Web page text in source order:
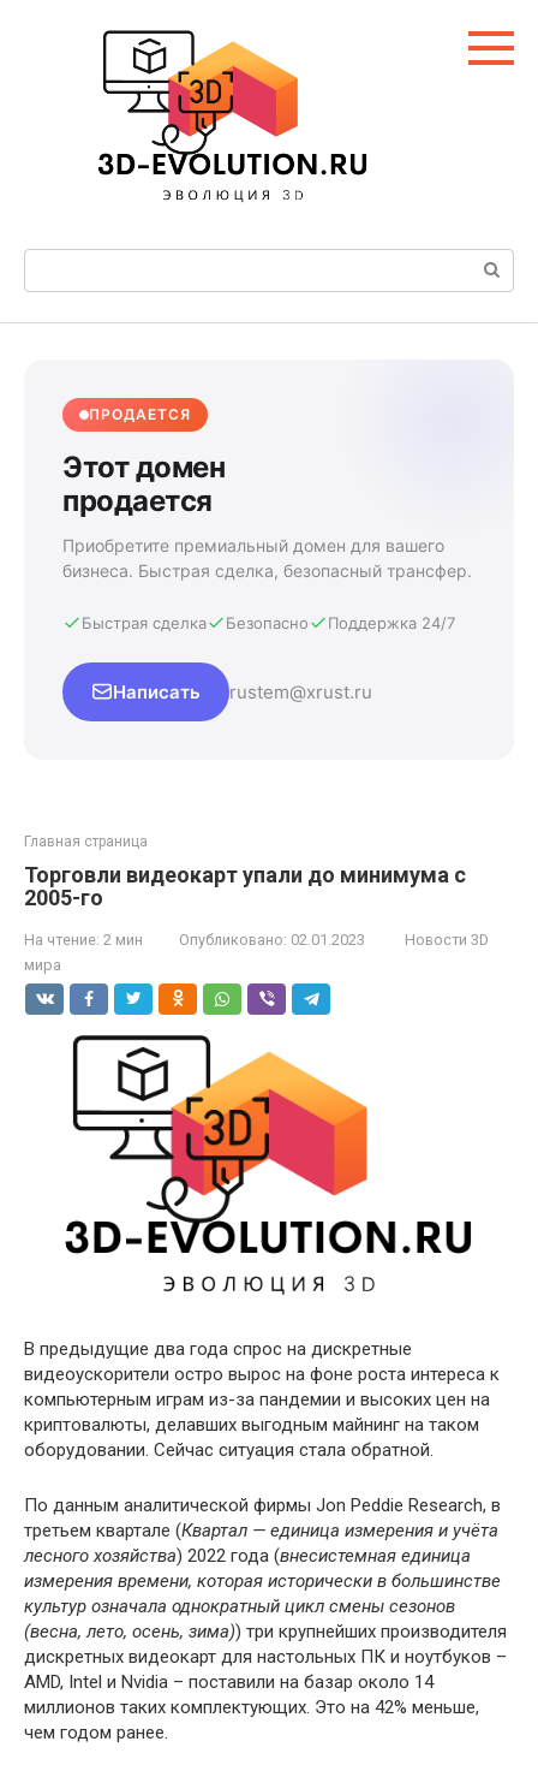
Поиск:
ПРОДАЕТСЯ
Этот домен
продается
Приобретите премиальный домен для вашего
бизнеса. Быстрая сделка, безопасный трансфер.
Быстрая сделка Безопасно Поддержка 24/7
Написать rustem@xrust.ru
Главная страница
Торговли видеокарт упали до минимума с
2005-го
На чтение: 2 мин Опубликовано: 02.01.2023
Новости 3D
мира
В предыдущие два года спрос на дискретные
видеоускорители остро вырос на фоне роста интереса к
компьютерным играм из-за пандемии и высоких цен на
криптовалюты, делавших выгодным майнинг на таком
оборудовании. Сейчас ситуация стала обратной.
По данным аналитической фирмы Jon Peddie Research, в
третьем квартале (Квартал — единица измерения и учёта
лесного хозяйства) 2022 года (внесистемная единица
измерения времени, которая исторически в большинстве
культур означала однократный цикл смены сезонов
(весна, лето, осень, зима)) три крупнейших производителя
дискретных видеокарт для настольных ПК и ноутбуков –
AMD, Intel и Nvidia – поставили на базар около 14
миллионов таких комплектующих. Это на 42% меньше,
чем годом ранее.